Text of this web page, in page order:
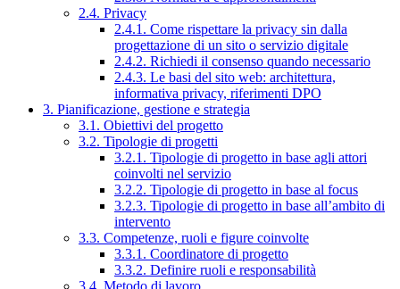
2.4. Privacy
2.4.1. Come rispettare la privacy sin dalla
progettazione di un sito o servizio digitale
2.4.2. Richiedi il consenso quando necessario
2.4.3. Le basi del sito web: architettura,
informativa privacy, riferimenti DPO
3. Pianificazione, gestione e strategia
3.1. Obiettivi del progetto
3.2. Tipologie di progetti
3.2.1. Tipologie di progetto in base agli attori
coinvolti nel servizio
3.2.2. Tipologie di progetto in base al focus
3.2.3. Tipologie di progetto in base all’ambito di
intervento
3.3. Competenze, ruoli e figure coinvolte
3.3.1. Coordinatore di progetto
3.3.2. Definire ruoli e responsabilità
3.4. Metodo di lavoro